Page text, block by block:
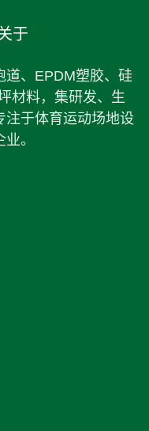
于
道、EPDM塑胶、硅
材料，集研发、生
注于体育运动场地设
。